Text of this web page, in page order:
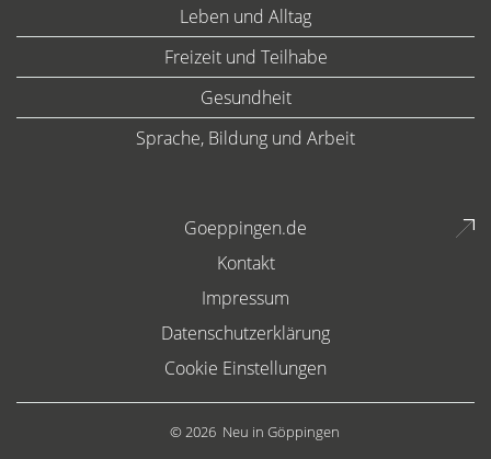
Leben und Alltag
Freizeit und Teilhabe
Gesundheit
Sprache, Bildung und Arbeit
Goeppingen.de
Kontakt
Impressum
Datenschutzerklärung
Cookie Einstellungen
© 2026 Neu in Göppingen